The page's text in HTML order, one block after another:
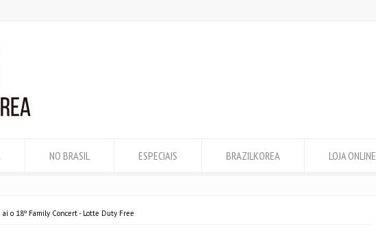
NO BRASIL ESPECIAIS BRAZILKOREA LOJA ONLINE
aí o 18º Family Concert - Lotte Duty Free